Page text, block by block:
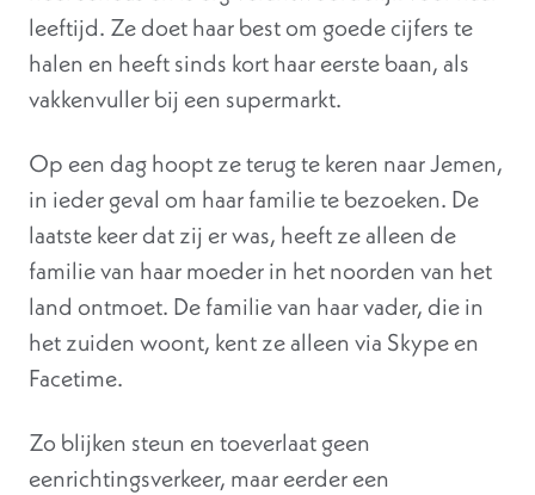
leeftijd. Ze doet haar best om goede cijfers te
halen en heeft sinds kort haar eerste baan, als
vakkenvuller bij een supermarkt.
Op een dag hoopt ze terug te keren naar Jemen,
in ieder geval om haar familie te bezoeken. De
laatste keer dat zij er was, heeft ze alleen de
familie van haar moeder in het noorden van het
land ontmoet. De familie van haar vader, die in
het zuiden woont, kent ze alleen via Skype en
Facetime.
Zo blijken steun en toeverlaat geen
eenrichtingsverkeer, maar eerder een